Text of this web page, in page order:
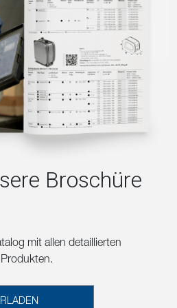
Broschüre
mit allen detaillierten